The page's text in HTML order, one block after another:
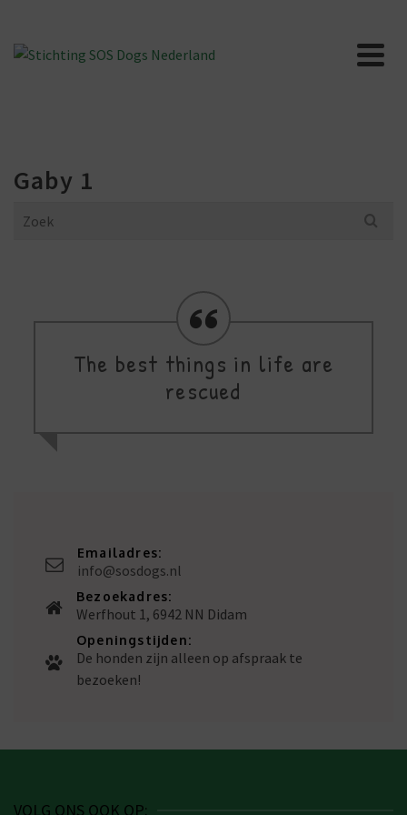
Gaby 1
Search
The best things in life are
rescued
Emailadres:
info@sosdogs.nl
Bezoekadres:
Werfhout 1, 6942 NN Didam
Openingstijden:
De honden zijn alleen op afspraak te
bezoeken!
VOLG ONS OOK OP: